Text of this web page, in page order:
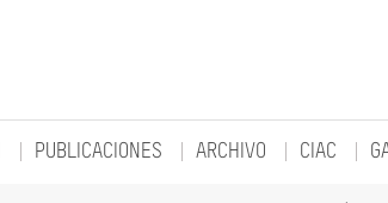
PUBLICACIONES ARCHIVO CIAC